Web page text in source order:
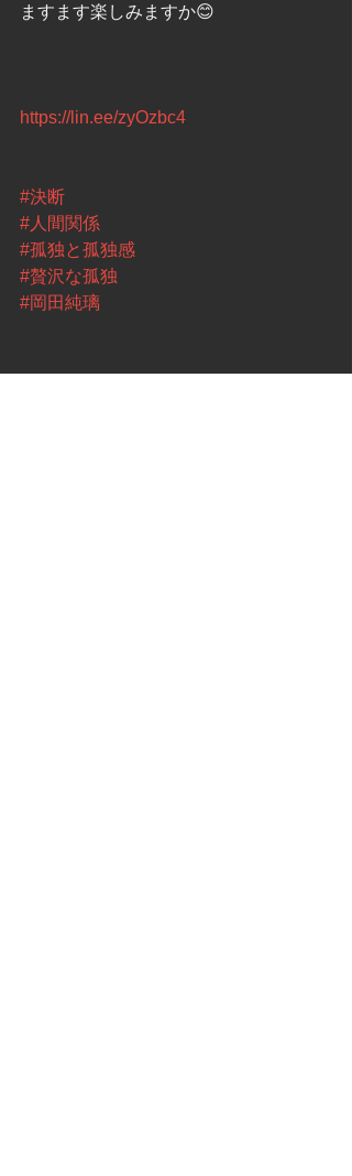
ますます楽しみますか😊
https://lin.ee/zyOzbc4
#決断
#人間関係
#孤独と孤独感
#贅沢な孤独
#岡田純璃